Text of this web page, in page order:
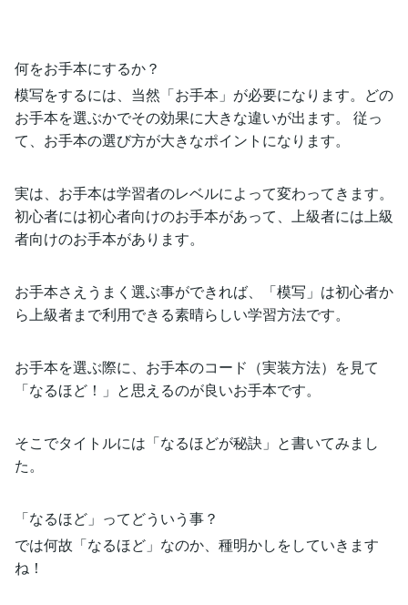
何をお手本にするか？
模写をするには、当然「お手本」が必要になります。どの
お手本を選ぶかでその効果に大きな違いが出ます。 従っ
て、お手本の選び方が大きなポイントになります。
実は、お手本は学習者のレベルによって変わってきます。
初心者には初心者向けのお手本があって、上級者には上級
者向けのお手本があります。
お手本さえうまく選ぶ事ができれば、「模写」は初心者か
ら上級者まで利用できる素晴らしい学習方法です。
お手本を選ぶ際に、お手本のコード（実装方法）を見て
「なるほど！」と思えるのが良いお手本です。
そこでタイトルには「なるほどが秘訣」と書いてみまし
た。
「なるほど」ってどういう事？
では何故「なるほど」なのか、種明かしをしていきます
ね！